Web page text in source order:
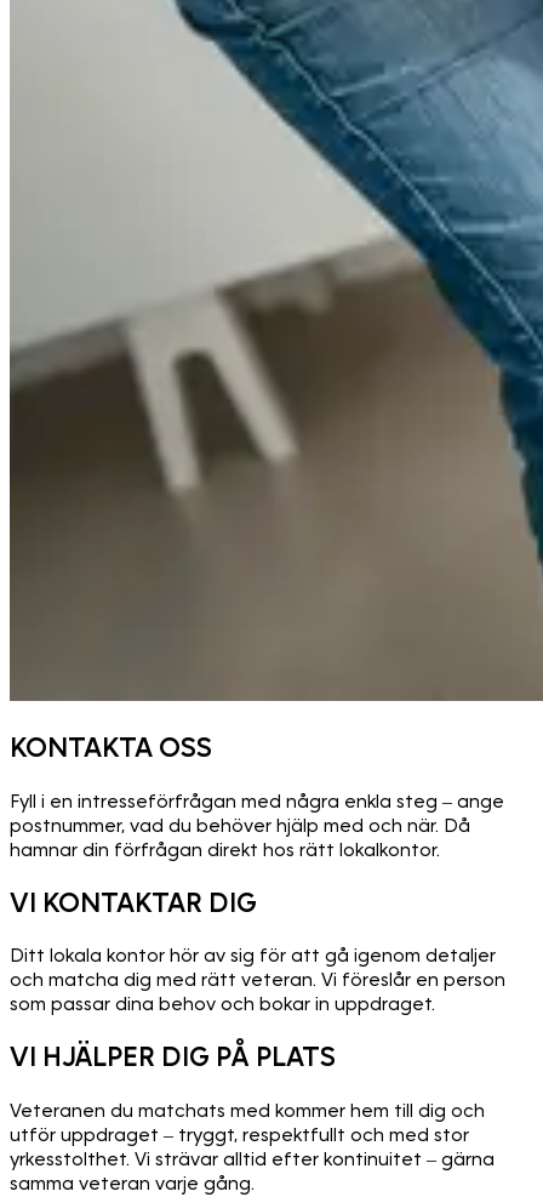
KONTAKTA OSS
Fyll i en intresseförfrågan med några enkla steg – ange
postnummer, vad du behöver hjälp med och när. Då
hamnar din förfrågan direkt hos rätt lokalkontor.
VI KONTAKTAR DIG
Ditt lokala kontor hör av sig för att gå igenom detaljer
och matcha dig med rätt veteran. Vi föreslår en person
som passar dina behov och bokar in uppdraget.
VI HJÄLPER DIG PÅ PLATS
Veteranen du matchats med kommer hem till dig och
utför uppdraget – tryggt, respektfullt och med stor
yrkesstolthet. Vi strävar alltid efter kontinuitet – gärna
samma veteran varje gång.